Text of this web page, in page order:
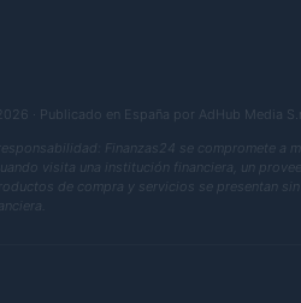
· Publicado en España por AdHub Media
Finanzas24 se compromete a
visita una institución financiera, un
de compra y servicios se presentan